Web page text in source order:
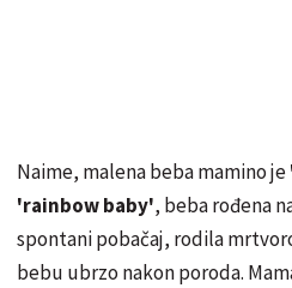
Naime, malena beba mamino je
'rainbow baby', beba rođena
spontani pobačaj, rodila
bebu ubrzo nakon poroda.